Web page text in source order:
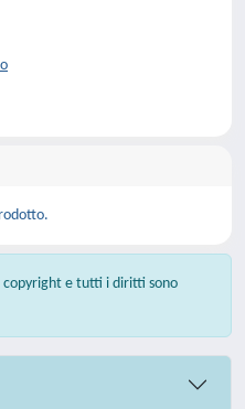
copyright e tutti i diritti sono